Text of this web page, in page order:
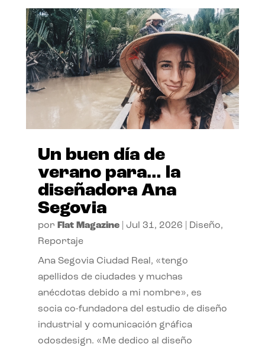
Un buen día de
verano para… la
diseñadora Ana
Segovia
por Flat Magazine| Jul 31, 2026 Diseño,
Reportaje
Ana Segovia Ciudad Real, «tengo
apellidos de ciudades y muchas
anécdotas debido a mi nombre», es
socia co-fundadora del estudio de diseño
industrial y comunicación gráfica
odosdesign. «Me dedico al diseño